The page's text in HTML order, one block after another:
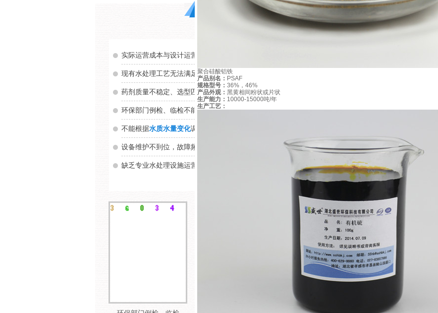
污水处理遇难题 开元网站登录入口环保来帮您
实际运营成本与设计运营成本差距大,
现有水处理工艺无法满足实际处理需求
药剂质量不稳定、选型匹配不合适，处理效果不理想
环保部门例检、临检不能稳定通过，分散大量精力
不能根据水质水量变化调整至最佳运行状态
设备维护不到位，故障频繁，维护成本高，影响系统运行
缺乏专业水处理设施运营管理经验和技术，无法有效控制运营成本
聚合硅酸铝铁
产品别名： PSAF
规格型号： 36%，46%
产品外观： 黑黄相间粉状或片状
生产能力： 10000-15000吨/年
生产工艺：